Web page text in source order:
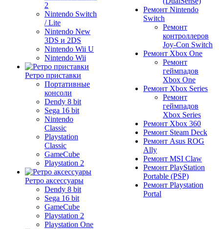
2
Nintendo Switch
/ Lite
Nintendo New
3DS и 2DS
Nintendo Wii U
Nintendo Wii
Ретро приставки
Портативные
консоли
Dendy 8 bit
Sega 16 bit
Nintendo
Classic
Playstation
Classic
GameCube
Playstation 2
Ретро аксессуары
Dendy 8 bit
Sega 16 bit
GameCube
Playstation 2
Playstation One
Ремонт Nintendo
Switch
Ремонт
контроллеров
Joy-Con Switch
Ремонт Xbox One
Ремонт
геймпадов
Xbox One
Ремонт Xbox Series
Ремонт
геймпадов
Xbox Series
Ремонт Xbox 360
Ремонт Steam Deck
Ремонт Asus ROG
Ally
Ремонт MSI Claw
Ремонт PlayStation
Portable (PSP)
Ремонт Playstation
Portal